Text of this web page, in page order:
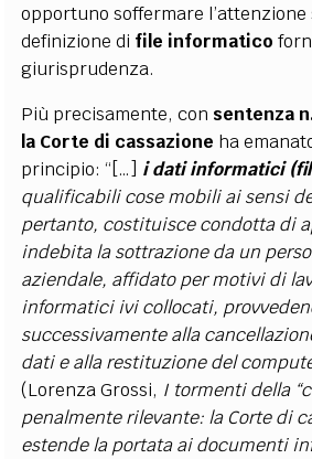
opportuno soffermare
definizione di file informatico
giurisprudenza.
Più precisamente, con sentenza
la Corte di cassazione ha
principio: “[…] i dati informatici
qualificabili cose mobili ai sensi
pertanto, costituisce condotta di
indebita la sottrazione da un
aziendale, affidato per motivi di
informatici ivi collocati,
successivamente alla
dati e alla restituzione del
(Lorenza Grossi, I tormenti della
penalmente rilevante: la Corte di
estende la portata ai documenti